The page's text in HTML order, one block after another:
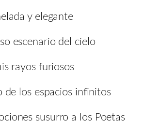
y elegante
escenario del cielo
rayos furiosos
de los espacios infinitos
susurro a los Poetas